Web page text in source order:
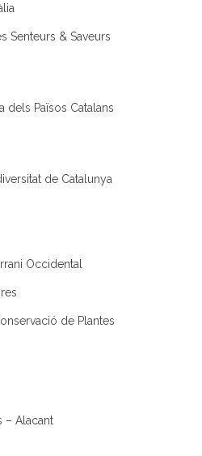
Senteurs & Saveurs
dels Països Catalans
de Catalunya
Occidental
de Plantes
– Alacant